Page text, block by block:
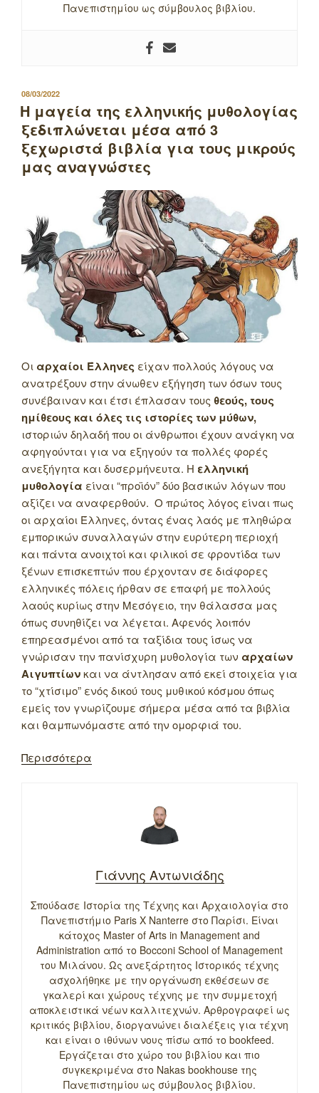
Πανεπιστημίου ως σύμβουλος βιβλίου.
ΔΗΜΟΣΙΕΥΤΗΚΕ
ΣΤΙΣ
08/03/2022
Η μαγεία της ελληνικής μυθολογίας
ξεδιπλώνεται μέσα από 3
ξεχωριστά βιβλία για τους μικρούς
μας αναγνώστες
Οι αρχαίοι Έλληνες είχαν πολλούς λόγους να
ανατρέξουν στην άνωθεν εξήγηση των όσων τους
συνέβαιναν και έτσι έπλασαν τους θεούς, τους
ημίθεους και όλες τις ιστορίες των μύθων,
ιστοριών δηλαδή που οι άνθρωποι έχουν ανάγκη να
αφηγούνται για να εξηγούν τα πολλές φορές
ανεξήγητα και δυσερμήνευτα. Η ελληνική
μυθολογία είναι “προϊόν” δύο βασικών λόγων που
αξίζει να αναφερθούν. Ο πρώτος λόγος είναι πως
οι αρχαίοι Έλληνες, όντας ένας λαός με πληθώρα
εμπορικών συναλλαγών στην ευρύτερη περιοχή
και πάντα ανοιχτοί και φιλικοί σε φροντίδα των
ξένων επισκεπτών που έρχονταν σε διάφορες
ελληνικές πόλεις ήρθαν σε επαφή με πολλούς
λαούς κυρίως στην Μεσόγειο, την θάλασσα μας
όπως συνηθίζει να λέγεται. Αφενός λοιπόν
επηρεασμένοι από τα ταξίδια τους ίσως να
γνώρισαν την πανίσχυρη μυθολογία των αρχαίων
Αιγυπτίωνκαι να άντλησαν από εκεί στοιχεία για
το “χτίσιμο” ενός δικού τους μυθικού κόσμου όπως
εμείς τον γνωρίζουμε σήμερα μέσα από τα βιβλία
και θαμπωνόμαστε από την ομορφιά του.
Περισσότερα
Γιάννης Αντωνιάδης
Σπούδασε Ιστορία της Τέχνης και Αρχαιολογία στο
Πανεπιστήμιο Paris X Nanterre στο Παρίσι. Είναι
κάτοχος Master of Arts in Management and
Administration από το Bocconi School of Management
του Μιλάνου. Ως ανεξάρτητος Ιστορικός τέχνης
ασχολήθηκε με την οργάνωση εκθέσεων σε
γκαλερί και χώρους τέχνης με την συμμετοχή
αποκλειστικά νέων καλλιτεχνών. Αρθρογραφεί ως
κριτικός βιβλίου, διοργανώνει διαλέξεις για τέχνη
και είναι ο ιθύνων νους πίσω από το bookfeed.
Εργάζεται στο χώρο του βιβλίου και πιο
συγκεκριμένα στο Nakas bookhouse της
Πανεπιστημίου ως σύμβουλος βιβλίου.